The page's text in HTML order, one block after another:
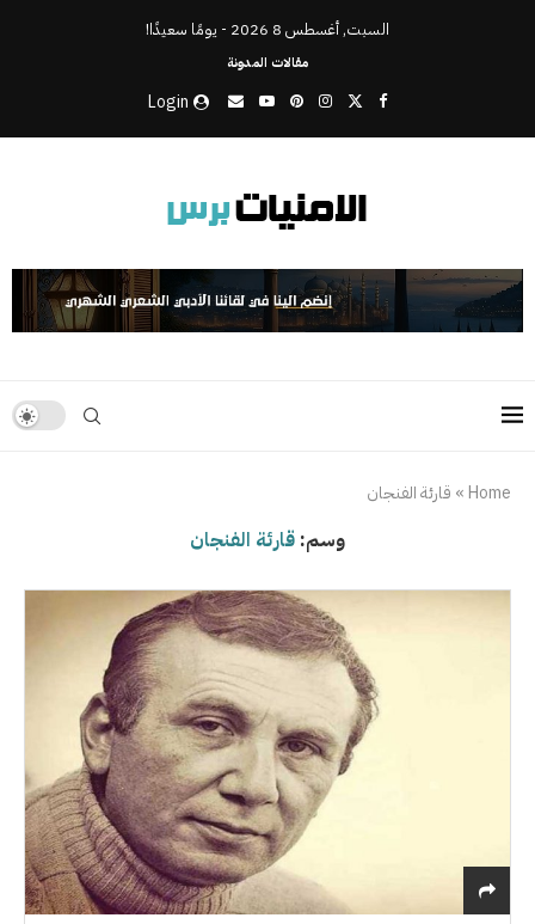
السبت, أغسطس 8 2026 - يومًا سعيدًا!
مقالات المدونة
Login
Home
» قارئة الفنجان
وسم: قارئة الفنجان